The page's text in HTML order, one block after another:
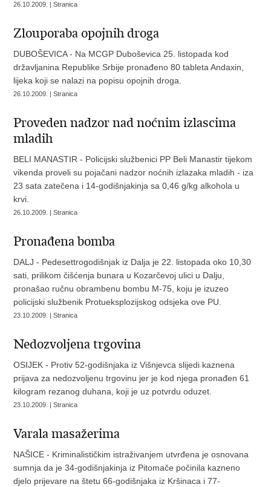
26.10.2009. | Stranica
Zlouporaba opojnih droga
DUBOŠEVICA - Na MCGP Duboševica 25. listopada kod
državljanina Republike Srbije pronađeno 80 tableta Andaxin,
lijeka koji se nalazi na popisu opojnih droga.
26.10.2009. | Stranica
Proveden nadzor nad noćnim izlascima
mladih
BELI MANASTIR - Policijski službenici PP Beli Manastir tijekom
vikenda proveli su pojačani nadzor noćnih izlazaka mladih - iza
23 sata zatečena i 14-godišnjakinja sa 0,46 g/kg alkohola u
krvi.
26.10.2009. | Stranica
Pronađena bomba
DALJ - Pedesettrogodišnjak iz Dalja je 22. listopada oko 10,30
sati, prilikom čišćenja bunara u Kozarčevoj ulici u Dalju,
pronašao ručnu obrambenu bombu M-75, koju je izuzeo
policijski službenik Protueksplozijskog odsjeka ove PU.
23.10.2009. | Stranica
Nedozvoljena trgovina
OSIJEK - Protiv 52-godišnjaka iz Višnjevca slijedi kaznena
prijava za nedozvoljenu trgovinu jer je kod njega pronađen 61
kilogram rezanog duhana, koji je uz potvrdu oduzet.
23.10.2009. | Stranica
Varala masažerima
NAŠICE - Kriminalističkim istraživanjem utvrđena je osnovana
sumnja da je 34-godišnjakinja iz Pitomače počinila kazneno
djelo prijevare na štetu 66-godišnjaka iz Kršinaca i 77-